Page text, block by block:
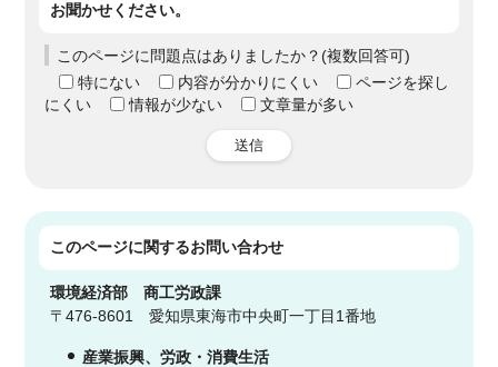
お聞かせください。
このページに問題点はありましたか？(複数回答可)
特にない
内容が分かりにくい
ページを探し
にくい
情報が少ない 文章量が多い
送信
このページに関するお問い合わせ
環境経済部商工労政課
〒476-8601 愛知県東海市中央町一丁目1番地
産業振興、労政・消費生活